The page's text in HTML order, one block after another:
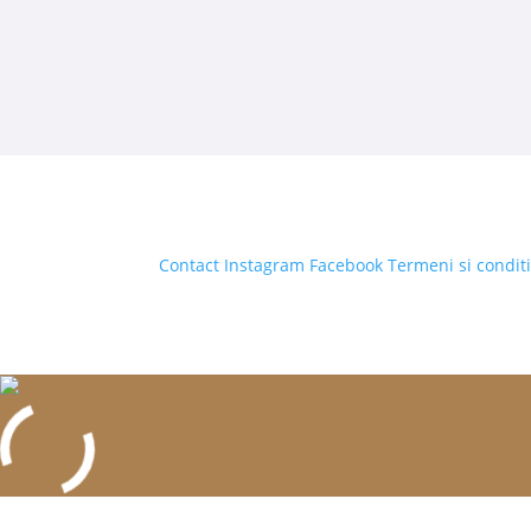
Contact Instagram Facebook Termeni si